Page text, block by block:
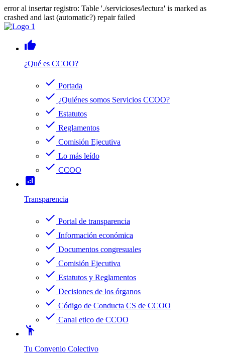
error al insertar registro: Table './servicioses/lectura' is marked as
crashed and last (automatic?) repair failed
thumb_up
¿Qué es CCOO?
check Portada
check ¿Quiénes somos Servicios CCOO?
check Estatutos
check Reglamentos
check Comisión Ejecutiva
check Lo más leído
check CCOO
analytics
Transparencia
check Portal de transparencia
check Información económica
check Documentos congresuales
check Comisión Ejecutiva
check Estatutos y Reglamentos
check Decisiones de los órganos
check Código de Conducta CS de CCOO
check Canal etico de CCOO
emoji_people
Tu Convenio Colectivo